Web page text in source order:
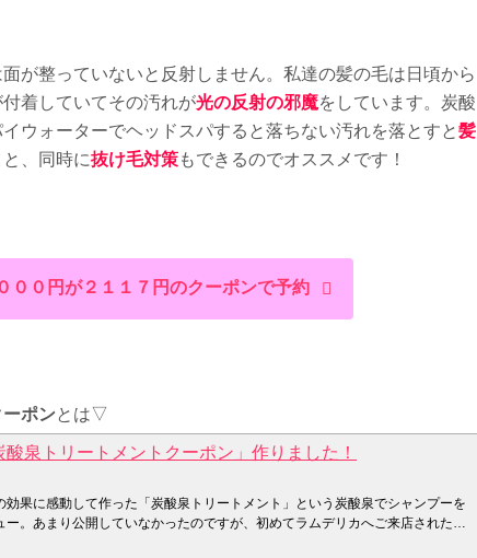
潔感を出したい方は是非高濃度炭酸泉パックをオススメします！
ク以外のメニューも24時間ネット予約受付中
女性からも好まれる香りをブレンド・パチュリ・ユーカリ・イランイラン な
（ザ・グルーミング)に変えるだけでなく、THE GROOMING（ザ・グルー
プはこちら↓ https://lumderica.buyshop.jp/2
アラインでは、思い通りのスタイリングができない原因「ボリュームの少な
・コシのなさ」 この事に着目した集中ケア。
ロンケアに合わせて、継続的なホームケアを行うことで、その効果を実感して
（ザ・グルーミング)の頭皮環境ケア
ある髪を育てるには、まず髪の土台となる頭皮のケアが重要！ THE
が整っていないと反射しません。私達の髪の毛は日頃から
付着していてその汚れが光の反射の邪魔をしています。炭酸
ウォーターでヘッドスパすると落ちない汚れを落とすと 髪
、同時に抜け毛対策 もできるのでオススメです！
００円が２１１７円のクーポンで予約
ポンとは▽
酸泉トリートメントクーポン」作りました！
効果に感動して作った「炭酸泉トリートメント」という炭酸泉でシャンプーを
ー。あまり公開していなかったのですが、初めてラムデリカへご来店されたお